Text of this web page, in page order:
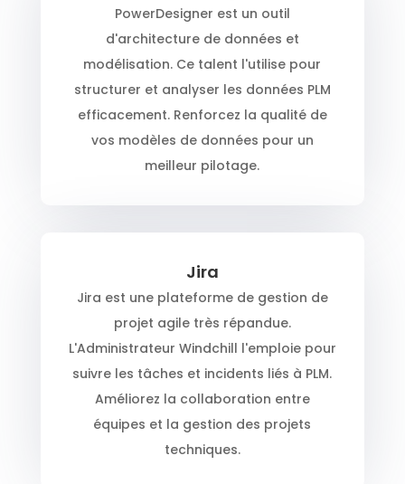
PowerDesigner est un outil
d'architecture de données et
modélisation. Ce talent l'utilise pour
structurer et analyser les données PLM
efficacement. Renforcez la qualité de
vos modèles de données pour un
meilleur pilotage.
Jira
Jira est une plateforme de gestion de
projet agile très répandue.
L'Administrateur Windchill l'emploie pour
suivre les tâches et incidents liés à PLM.
Améliorez la collaboration entre
équipes et la gestion des projets
techniques.